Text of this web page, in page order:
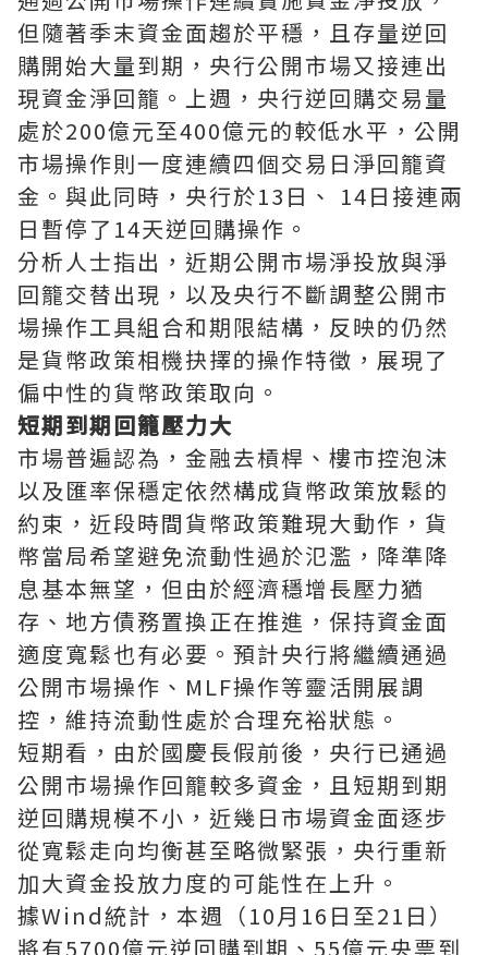
但隨著季末資金面趨於平穩，且存量逆回
購開始大量到期，央行公開市場又接連出
現資金淨回籠。上週，央行逆回購交易量
處於200億元至400億元的較低水平，公開
市場操作則一度連續四個交易日淨回籠資
金。與此同時，央行於13日、 14日接連兩
日暫停了14天逆回購操作。
分析人士指出，近期公開市場淨投放與淨
回籠交替出現，以及央行不斷調整公開市
場操作工具組合和期限結構，反映的仍然
是貨幣政策相機抉擇的操作特徵，展現了
偏中性的貨幣政策取向。
短期到期回籠壓力大
市場普遍認為，金融去槓桿、樓市控泡沫
以及匯率保穩定依然構成貨幣政策放鬆的
約束，近段時間貨幣政策難現大動作，貨
幣當局希望避免流動性過於氾濫，降準降
息基本無望，但由於經濟穩增長壓力猶
存、地方債務置換正在推進，保持資金面
適度寬鬆也有必要。預計央行將繼續通過
公開市場操作、MLF操作等靈活開展調
控，維持流動性處於合理充裕狀態。
短期看，由於國慶長假前後，央行已通過
公開市場操作回籠較多資金，且短期到期
逆回購規模不小，近幾日市場資金面逐步
從寬鬆走向均衡甚至略微緊張，央行重新
加大資金投放力度的可能性在上升。
據Wind統計，本週（10月16日至21日）
將有5700億元逆回購到期、55億元央票到